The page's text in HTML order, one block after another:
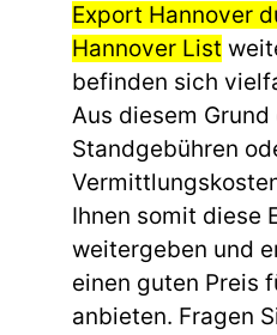
Export Hannover
Hannover List
befinden sich
Aus diesem
Standgebühren
Ihnen somit diese
weitergeben und
einen guten Preis
anbieten. Fragen